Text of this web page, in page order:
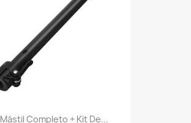
Mástil Completo + Kit De...